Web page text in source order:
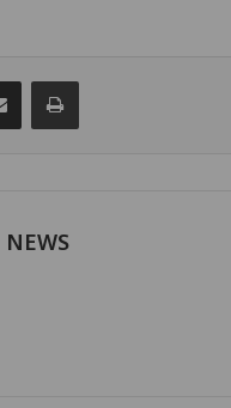
Share via Email Print